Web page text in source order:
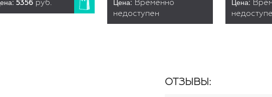
5356 руб.
Временно
недоступен
ОТЗЫВЫ: